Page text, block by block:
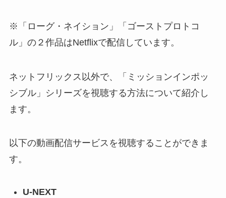
※「ローグ・ネイション」「ゴーストプロトコ
ル」の２作品はNetflixで配信しています。
ネットフリックス以外で、「ミッションインポッ
シブル」シリーズを視聴する方法について紹介し
ます。
以下の動画配信サービスを視聴することができま
す。
U-NEXT